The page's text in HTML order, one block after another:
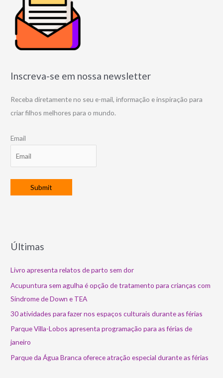
Inscreva-se em nossa newsletter
Receba diretamente no seu e-mail, informação e inspiração para
criar filhos melhores para o mundo.
Email
Últimas
Livro apresenta relatos de parto sem dor
Acupuntura sem agulha é opção de tratamento para crianças com
Síndrome de Down e TEA
30 atividades para fazer nos espaços culturais durante as férias
Parque Villa-Lobos apresenta programação para as férias de
janeiro
Parque da Água Branca oferece atração especial durante as férias